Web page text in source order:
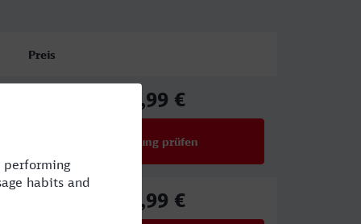
Preis
54,99 €
Verbindung prüfen
56,99 €